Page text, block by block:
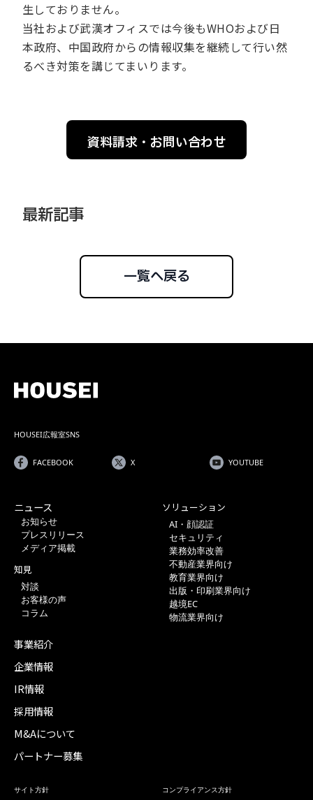
生しておりません。
当社および武漢オフィスでは今後もWHOおよび日
本政府、中国政府からの情報収集を継続して行い然
るべき対策を講じてまいります。
資料請求・お問い合わせ
最新記事
一覧へ戻る
HOUSEI広報室SNS
FACEBOOK X YOUTUBE
ニュース
お知らせ
プレスリリース
メディア掲載
知見
対談
お客様の声
コラム
ソリューション
AI・顔認証
セキュリティ
業務効率改善
不動産業界向け
教育業界向け
出版・印刷業界向け
越境EC
物流業界向け
事業紹介
企業情報
IR情報
採用情報
M&Aについて
パートナー募集
サイト方針 コンプライアンス方針